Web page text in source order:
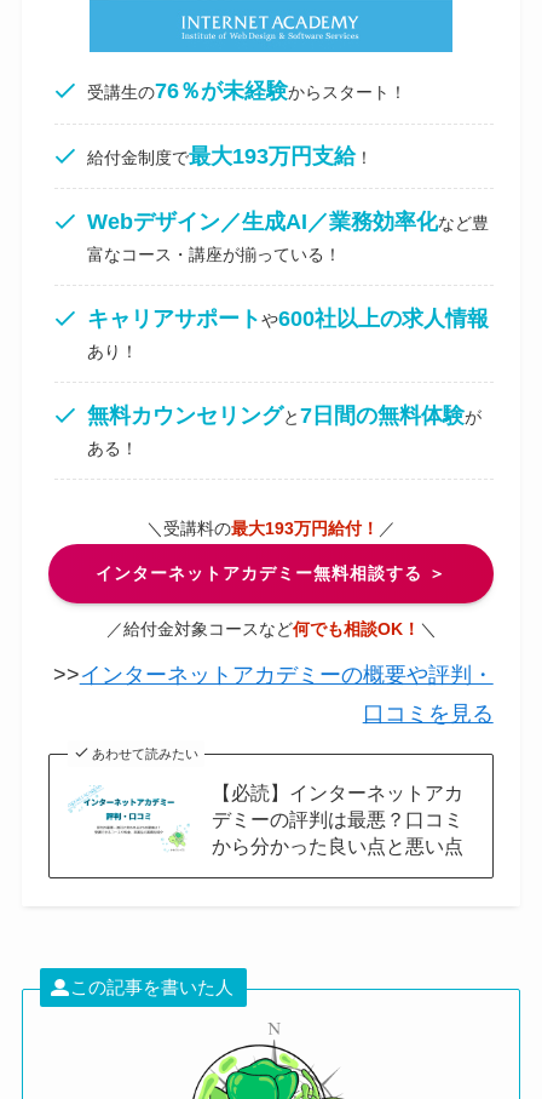
受講生の76％が未経験からスタート！
給付金制度で最大193万円支給！
Webデザイン／生成AI／業務効率化など豊
富なコース・講座が揃っている！
キャリアサポートや600社以上の求人情報
あり！
無料カウンセリングと7日間の無料体験が
ある！
＼受講料の最大193万円給付！ ／
インターネットアカデミー無料相談する ＞
／給付金対象コースなど何でも相談OK！ ＼
>>インターネットアカデミーの概要や評判・
口コミを見る
あわせて読みたい
【必読】インターネットアカ
デミーの評判は最悪？口コミ
から分かった良い点と悪い点
この記事を書いた人